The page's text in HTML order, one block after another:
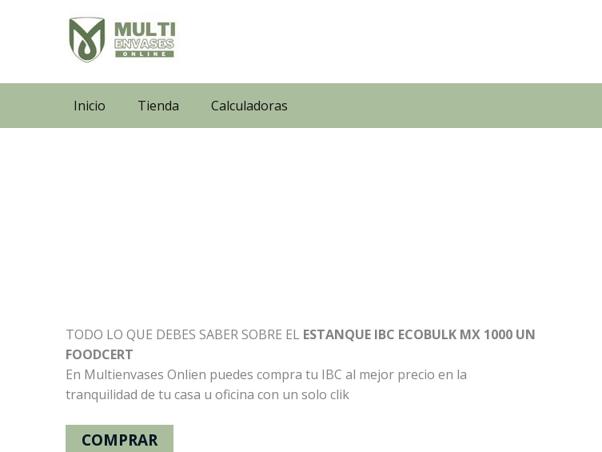
Inicio Tienda Calculadoras
TODO LO QUE DEBES SABER SOBRE EL ESTANQUE IBC ECOBULK MX 1000 UN
FOODCERT
En Multienvases Onlien puedes compra tu IBC al mejor precio en la
tranquilidad de tu casa u oficina con un solo clik
COMPRAR